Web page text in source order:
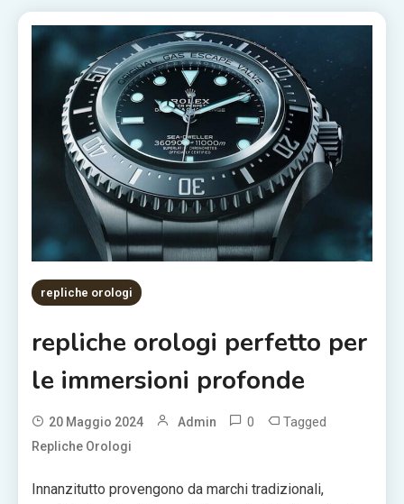
repliche orologi
repliche orologi perfetto per
le immersioni profonde
20 Maggio 2024 Admin 0 Tagged
Repliche Orologi
Innanzitutto provengono da marchi tradizionali,